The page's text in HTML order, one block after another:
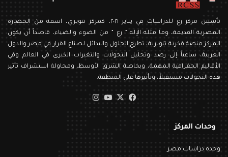
تأسس مركز رع للدراسات في يناير ٢٠٢١، كمركز تنويري، اسمه من الحضارة
المصرية القديمة، وما مثله الإله ” رع ” من الضوء والضياء، قاصداً أن يكون
المركز منصة فكرية تنويرية، تطرح الحلول والبدائل لصناع القرار في مصر والدول
العربية، ساعياً إلى رصد وتحليل التحولات والتغيرات الكبرى في العالم وفي
الأقاليم الجغرافية المهمة، وبخاصة الشرق الأوسط، ومحاولة استشراف تأثير
هذه التحولات مستقبلاً، وتأثيرها على المنطقة.
فيسبوك
‫X
‫YouTubeانستقرام
وحدات المركز
وحدة دراسات مصر